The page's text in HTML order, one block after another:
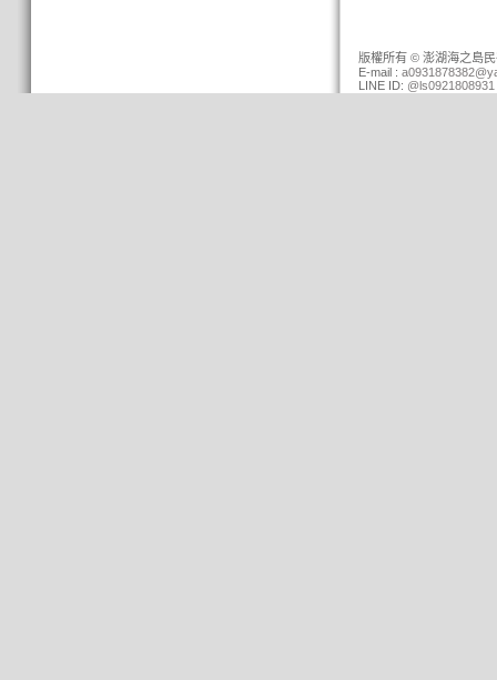
版權所有 © 澎湖海之島
E-mail :
LINE ID: @ls0921808931